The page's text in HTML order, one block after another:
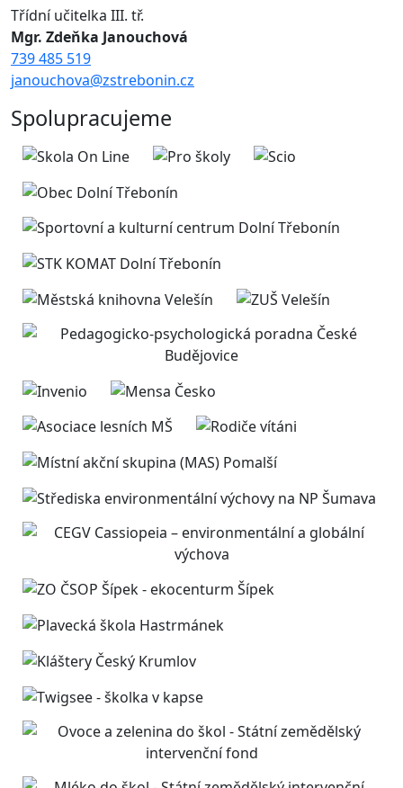
Třídní učitelka III. tř.
Mgr. Zdeňka Janouchová
739 485 519
janouchova@zstrebonin.cz
Spolupracujeme